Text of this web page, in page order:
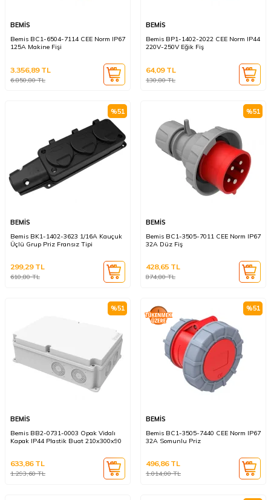
BEMİS
Bemis BC1-6504-7114 CEE Norm IP67
125A Makine Fişi
6.850,80TL
3.356,89TL
BEMİS
Bemis BP1-1402-2022 CEE Norm IP44
220V-250V Eğik Fiş
130,80TL
64,09TL
%51
BEMİS
Bemis BK1-1402-3623 1/16A Kauçuk
Üçlü Grup Priz Fransız Tipi
610,80TL
299,29TL
%51
BEMİS
Bemis BC1-3505-7011 CEE Norm IP67
32A Düz Fiş
874,80TL
428,65 TL
%51
BEMİS
Bemis BB2-0731-0003 Opak Vidalı
Kapak IP44 Plastik Buat 210x300x90
1.293,60TL
633,86TL
%51
BEMİS
Bemis BC1-3505-7440 CEE Norm IP67
32A Somunlu Priz
1.014,00TL
496,86TL